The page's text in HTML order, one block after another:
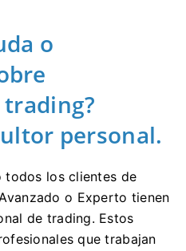
o
personal.
todos los clientes de
o Experto tienen
de trading. Estos
que trabajan